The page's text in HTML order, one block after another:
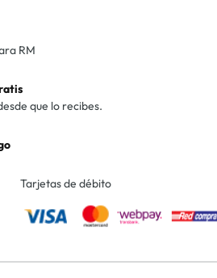
RM
que lo recibes.
Tarjetas de débito